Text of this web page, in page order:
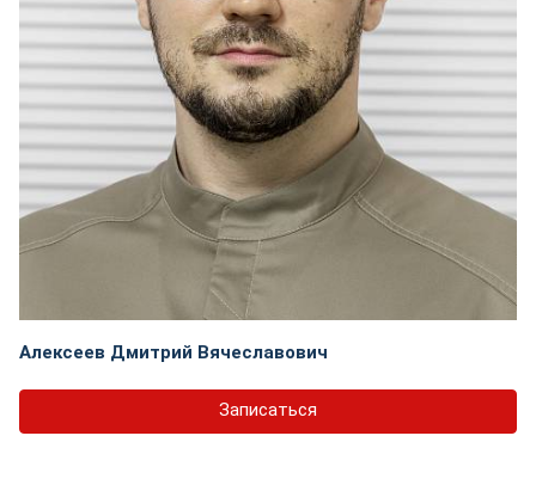
Алексеев Дмитрий Вячеславович
Записаться